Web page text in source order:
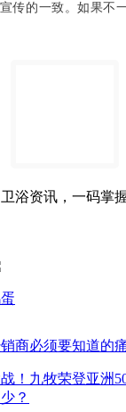
传的一致。如果不
卫浴资讯，一码掌
商必须要知道的
！九牧荣登亚洲
？